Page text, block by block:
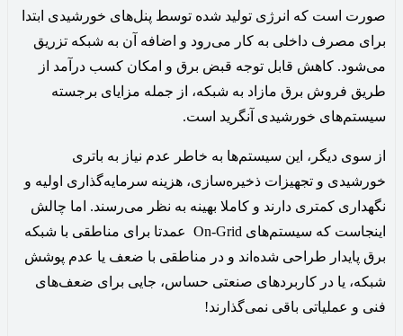
صورت است که انرژی تولید شده توسط پنل‌های خورشیدی ابتدا
برای مصرف داخلی به کار می‌رود و اضافه آن به شبکه تزریق
می‌شود. کاهش قابل توجه قبض برق و امکان کسب درآمد از
طریق فروش برق مازاد به شبکه، از جمله مزایای برجسته
سیستم‌های خورشیدی آنگرید است.
از سوی دیگر، این سیستم‌ها به خاطر عدم نیاز به باتری
خورشیدی و تجهیزات ذخیره‌سازی، هزینه سرمایه‌گذاری اولیه و
نگهداری کمتری دارند و کاملا بهینه به نظر می‌رسند. اما چالش
اینجاست که سیستم‌های On-Grid عمدتا برای مناطقی با شبکه
برق پایدار طراحی شده‌اند و در مناطقی با ضعف یا عدم پوشش
شبکه، یا در کاربردهای صنعتی حساس، جایی برای ضعف‌های
فنی و عملیاتی باقی نمی‌گذارند!